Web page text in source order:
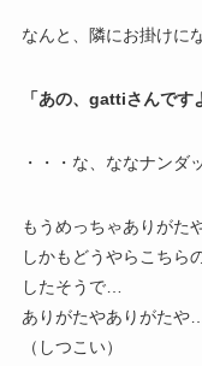
なんと、隣にお掛けに
「あの、gattiさんです
・・・な、ななナンダ
もうめっちゃありがた
しかもどうやらこちら
したそうで…
ありがたやありがたや
（しつこい）